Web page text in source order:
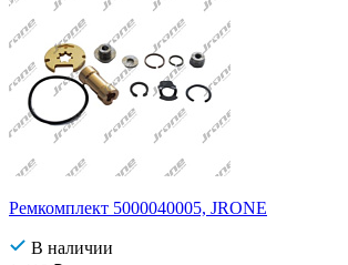
Ремкомплект 5000040005, JRONE
В наличии